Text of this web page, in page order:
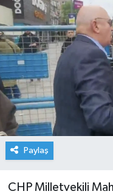
Paylaş
CHP Milletvekili